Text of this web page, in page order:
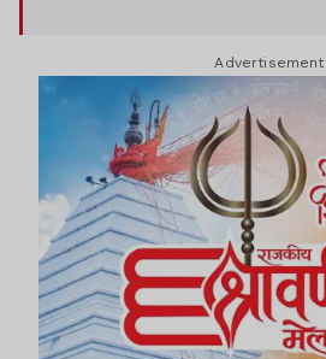
Advertisement